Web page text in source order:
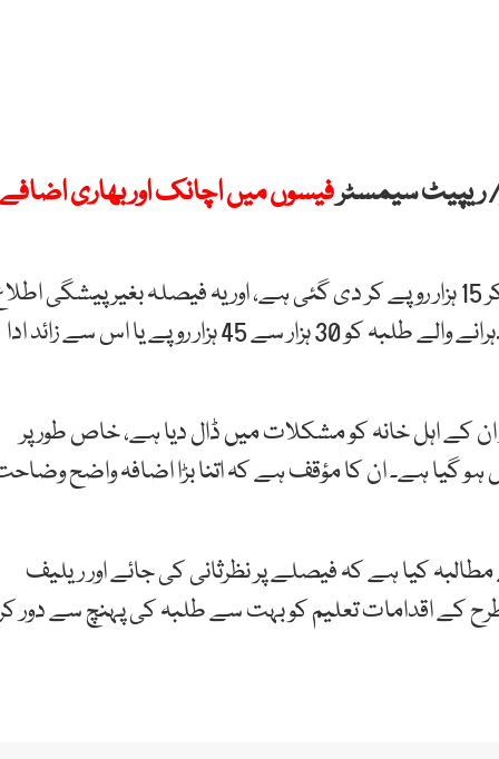
ریپیٹ سیمسٹرفیسوں میں اچانک اور بھاری اضافے
طلبہ کے مطابق فی مضمون فیس 6 ہزار روپے سے بڑھا کر 15 ہزار روپے کر دی گئی ہے، اور یہ فیصلہ بغیر پیشگی
کے نافذ کیا گیا۔ اس اضافے کے بعد دو یا تین مضامین دہرانے والے طلبہ کو 30 ہزار سے 45 ہزار روپے یا اس سے زائد ادا
کے اہل خانہ کو مشکلات میں ڈال دیا ہے، خاص طور پر
گیا ہے۔ ان کا مؤقف ہے کہ اتنا بڑا اضافہ واضح
مطالبہ کیا ہے کہ فیصلے پر نظرثانی کی جائے اور ریلیف
طرح کے اقدامات تعلیم کو بہت سے طلبہ کی پہنچ سے دور